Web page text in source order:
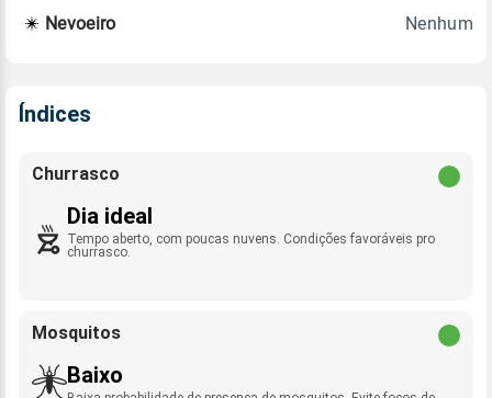
Nevoeiro Nenhum
Índices
Churrasco
Dia ideal
Tempo aberto, com poucas nuvens. Condições favoráveis pro
churrasco.
Mosquitos
Baixo